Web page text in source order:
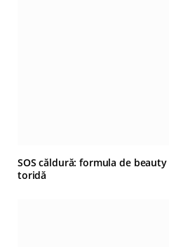
SOS căldură: formula de
toridă